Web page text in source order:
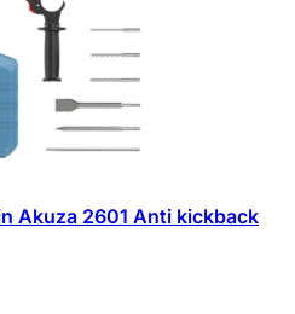
Akuza 2601 Anti kickback